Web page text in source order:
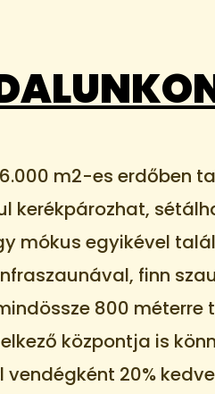
m2-es erdőben
kerékpározhat,
mókus egyikével
finn
800 méterre
központja is
20%